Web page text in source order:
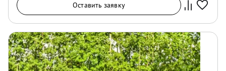
Оставить заявку